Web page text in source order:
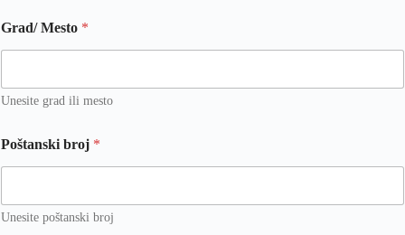
Grad/ Mesto *
Unesite grad ili mesto
Poštanski broj *
Unesite poštanski broj